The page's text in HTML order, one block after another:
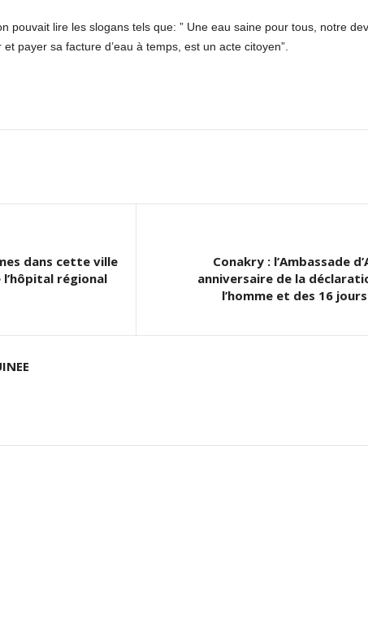
lire les slogans tels que: ” Une eau saine pour tous, notre
payer sa facture d’eau à temps, est un acte citoyen”.
dans cette ville
l’hôpital régional
Conakry : l’Ambassade
anniversaire de la
l’homme et des 16